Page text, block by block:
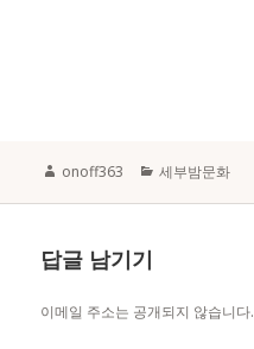
Author
onoff363 Categories
세부밤문화
답글 남기기
이메일 주소는 공개되지 않습니다.